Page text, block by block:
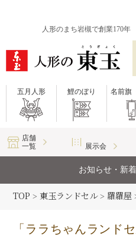
人形のまち岩槻で創業170年
五月人形 鯉のぼり 名前旗
店舗
一覧
展示会
お知らせ・新
TOP > 東玉ランドセル>羅羅屋
「ララちゃんランド